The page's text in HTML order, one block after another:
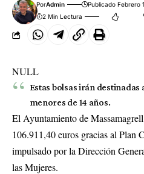
PorAdmin Publicado Febrero
2 Min Lectura
NULL
Estas bolsas irán destinadas
menores de 14 años.
El Ayuntamiento de
106.911,40 euros gracias al Plan
impulsado por la Dirección
las Mujeres.